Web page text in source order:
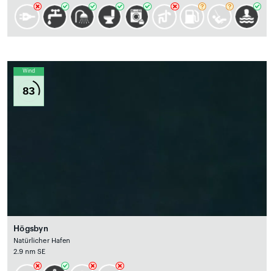
Wind
83
Högsbyn
Natürlicher Hafen
2.9 nm SE